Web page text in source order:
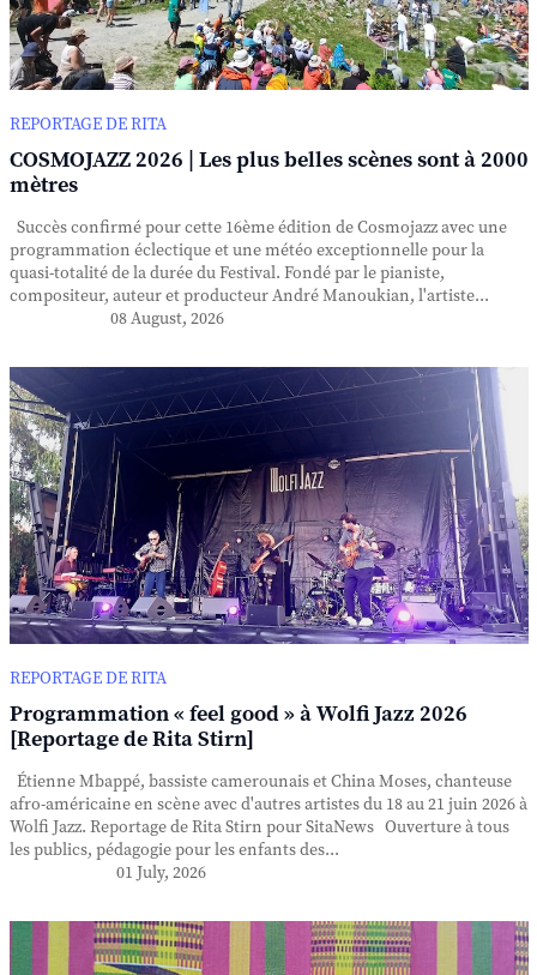
REPORTAGE DE RITA
COSMOJAZZ 2026 | Les plus belles scènes sont à 2000
mètres
Succès confirmé pour cette 16ème édition de Cosmojazz avec une
programmation éclectique et une météo exceptionnelle pour la
quasi-totalité de la durée du Festival. Fondé par le pianiste,
compositeur, auteur et producteur André Manoukian, l'artiste...
08 August, 2026
REPORTAGE DE RITA
Programmation « feel good » à Wolfi Jazz 2026
[Reportage de Rita Stirn]
Étienne Mbappé, bassiste camerounais et China Moses, chanteuse
afro-américaine en scène avec d'autres artistes du 18 au 21 juin 2026 à
Wolfi Jazz. Reportage de Rita Stirn pour SitaNews Ouverture à tous
les publics, pédagogie pour les enfants des...
01 July, 2026